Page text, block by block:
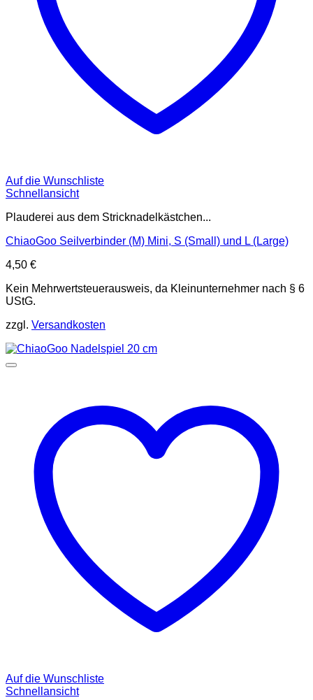
Auf die Wunschliste
Schnellansicht
Plauderei aus dem Stricknadelkästchen...
ChiaoGoo Seilverbinder (M) Mini, S (Small) und L (Large)
4,50 €
Kein Mehrwertsteuerausweis, da Kleinunternehmer nach § 6
UStG.
zzgl. Versandkosten
Auf die Wunschliste
Schnellansicht